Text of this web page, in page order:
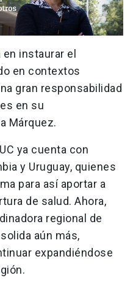
en instaurar el
en contextos
gran responsabilidad
en su
Márquez.
ya cuenta con
y Uruguay, quienes
para así aportar a
de salud. Ahora,
regional de
aún más,
expandiéndose